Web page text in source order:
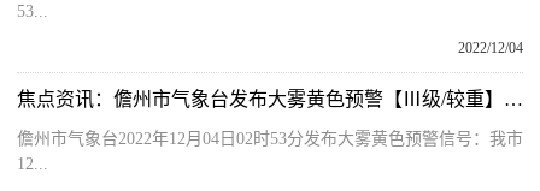
53...
2022/12/04
焦点资讯：儋州市气象台发布大雾黄色预警【Ⅲ级/较重】【2022-12-04】
儋州市气象台2022年12月04日02时53分发布大雾黄色预警信号：我市
12...